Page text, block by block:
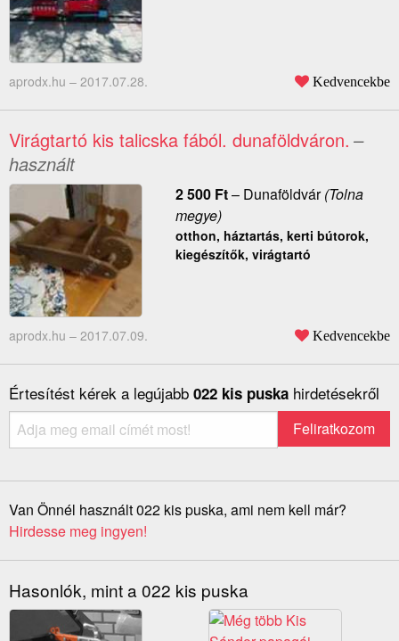
aprodx.hu – 2017.07.28. Kedvencekbe
Virágtartó kis talicska fából. dunaföldváron. –
használt
2 500 Ft– Dunaföldvár(Tolna
megye)
otthon, háztartás, kerti bútorok,
kiegészítők, virágtartó
aprodx.hu – 2017.07.09. Kedvencekbe
Értesítést kérek a legújabb 022 kis puska hirdetésekről
Van Önnél használt 022 kis puska, ami nem kell már?
Hirdesse meg ingyen!
Hasonlók, mint a 022 kis puska